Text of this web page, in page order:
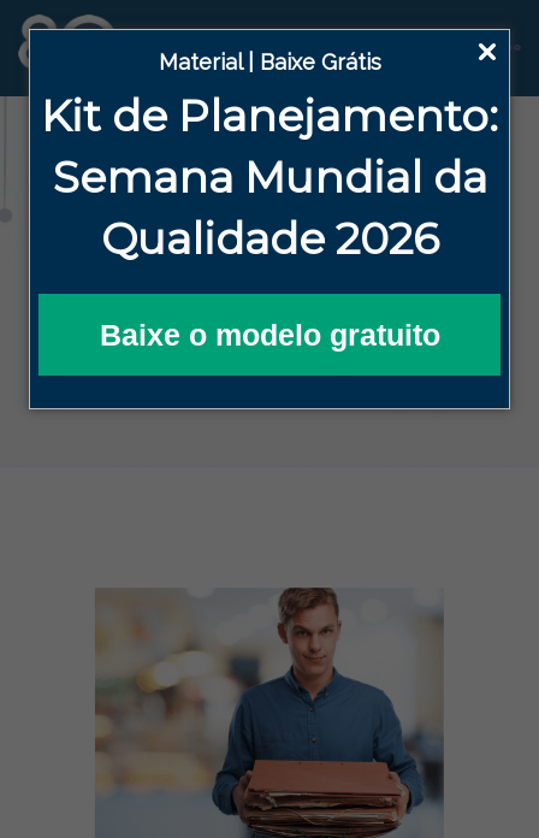
Material | Baixe Grátis
Kit de Planejamento:
Semana Mundial da
Qualidade 2026
Baixe o modelo gratuito
Blog
HOME
BLOG DA QUALIDADE EFICAZ
QUANTO CUSTA UMA GESTÃO DE
Quanto
custa
uma